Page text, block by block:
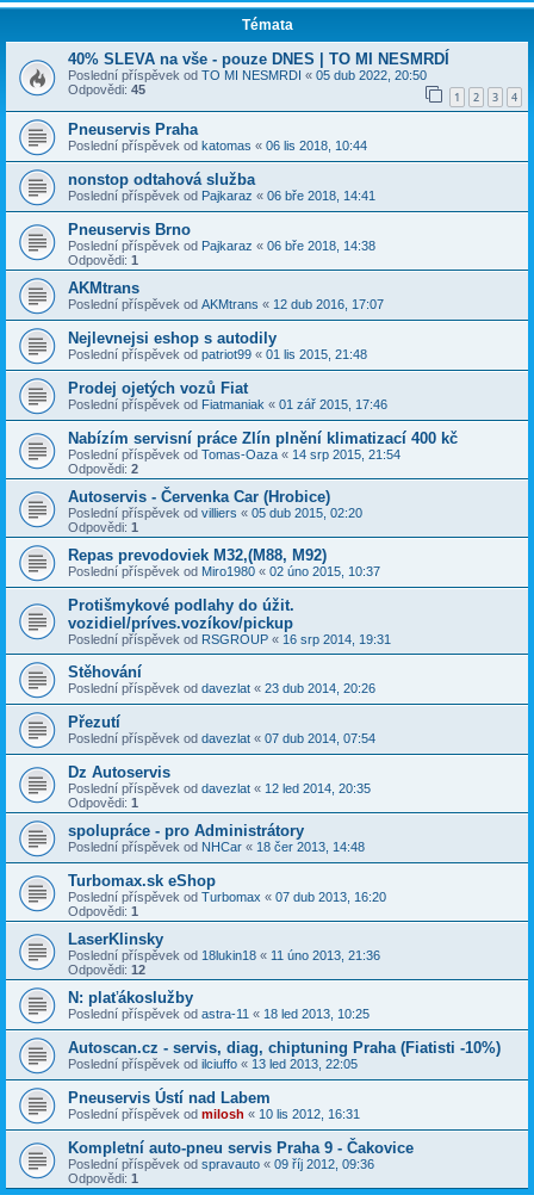
Témata
40% SLEVA na vše - pouze DNES | TO MI NESMRDÍ
Poslední příspěvek od TO MI NESMRDI « 05 dub 2022, 20:50
Odpovědi: 45 1 2 3 4
Pneuservis Praha
Poslední příspěvek od katomas « 06 lis 2018, 10:44
nonstop odtahová služba
Poslední příspěvek od Pajkaraz « 06 bře 2018, 14:41
Pneuservis Brno
Poslední příspěvek od Pajkaraz « 06 bře 2018, 14:38
Odpovědi: 1
AKMtrans
Poslední příspěvek od AKMtrans « 12 dub 2016, 17:07
Nejlevnejsi eshop s autodily
Poslední příspěvek od patriot99 « 01 lis 2015, 21:48
Prodej ojetých vozů Fiat
Poslední příspěvek od Fiatmaniak « 01 zář 2015, 17:46
Nabízím servisní práce Zlín plnění klimatizací 400 kč
Poslední příspěvek od Tomas-Oaza « 14 srp 2015, 21:54
Odpovědi: 2
Autoservis - Červenka Car (Hrobice)
Poslední příspěvek od villiers « 05 dub 2015, 02:20
Odpovědi: 1
Repas prevodoviek M32,(M88, M92)
Poslední příspěvek od Miro1980 « 02 úno 2015, 10:37
Protišmykové podlahy do úžit.
vozidiel/príves.vozíkov/pickup
Poslední příspěvek od RSGROUP « 16 srp 2014, 19:31
Stěhování
Poslední příspěvek od davezlat « 23 dub 2014, 20:26
Přezutí
Poslední příspěvek od davezlat « 07 dub 2014, 07:54
Dz Autoservis
Poslední příspěvek od davezlat « 12 led 2014, 20:35
Odpovědi: 1
spolupráce - pro Administrátory
Poslední příspěvek od NHCar « 18 čer 2013, 14:48
Turbomax.sk eShop
Poslední příspěvek od Turbomax « 07 dub 2013, 16:20
Odpovědi: 1
LaserKlinsky
Poslední příspěvek od 18lukin18 « 11 úno 2013, 21:36
Odpovědi: 12
N: plaťákoslužby
Poslední příspěvek od astra-11 « 18 led 2013, 10:25
Autoscan.cz - servis, diag, chiptuning Praha (Fiatisti -10%)
Poslední příspěvek od ilciuffo « 13 led 2013, 22:05
Pneuservis Ústí nad Labem
Poslední příspěvek od milosh « 10 lis 2012, 16:31
Kompletní auto-pneu servis Praha 9 - Čakovice
Poslední příspěvek od spravauto « 09 říj 2012, 09:36
Odpovědi: 1